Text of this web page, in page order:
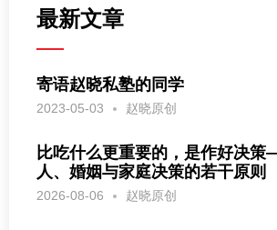
最新文章
寄语赵晓私塾的同学
2023-05-03 赵晓原创
比吃什么更重要的，是作好决
人、婚姻与家庭决策的若干原则
2026-08-06 赵晓原创